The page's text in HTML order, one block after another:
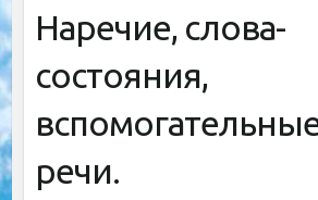
Наречие, слова-
состояния,
речи.